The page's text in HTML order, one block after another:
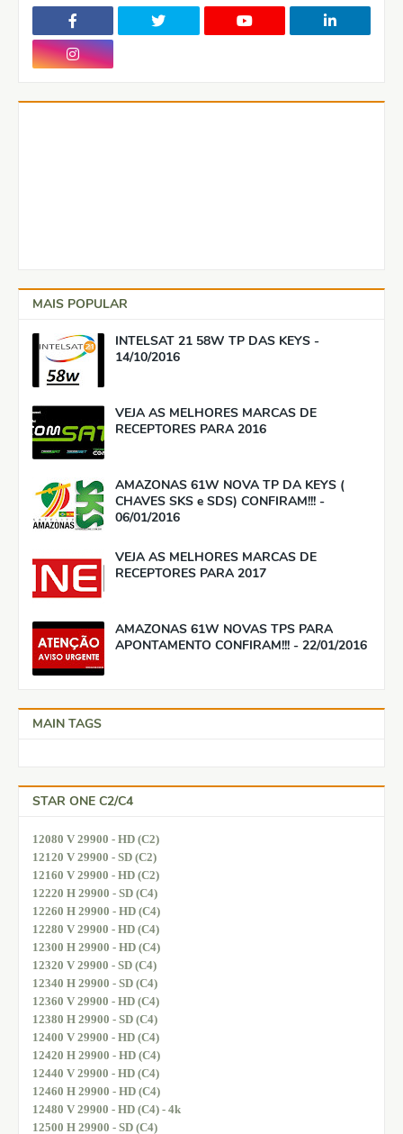
MAIS POPULAR
INTELSAT 21 58W TP DAS KEYS -
14/10/2016
VEJA AS MELHORES MARCAS DE
RECEPTORES PARA 2016
AMAZONAS 61W NOVA TP DA KEYS (
CHAVES SKS e SDS) CONFIRAM!!! -
06/01/2016
VEJA AS MELHORES MARCAS DE
RECEPTORES PARA 2017
AMAZONAS 61W NOVAS TPS PARA
APONTAMENTO CONFIRAM!!! - 22/01/2016
MAIN TAGS
STAR ONE C2/C4
12080 V 29900 - HD (C2)
12120 V 29900 - SD (C2)
12160 V 29900 - HD (C2)
12220 H 29900 - SD (C4)
12260 H 29900 - HD (C4)
12280 V 29900 - HD (C4)
12300 H 29900 - HD (C4)
12320 V 29900 - SD (C4)
12340 H 29900 - SD (C4)
12360 V 29900 - HD (C4)
12380 H 29900 - SD (C4)
12400 V 29900 - HD (C4)
12420 H 29900 - HD (C4)
12440 V 29900 - HD (C4)
12460 H 29900 - HD (C4)
12480 V 29900 - HD (C4) - 4k
12500 H 29900 - SD (C4)